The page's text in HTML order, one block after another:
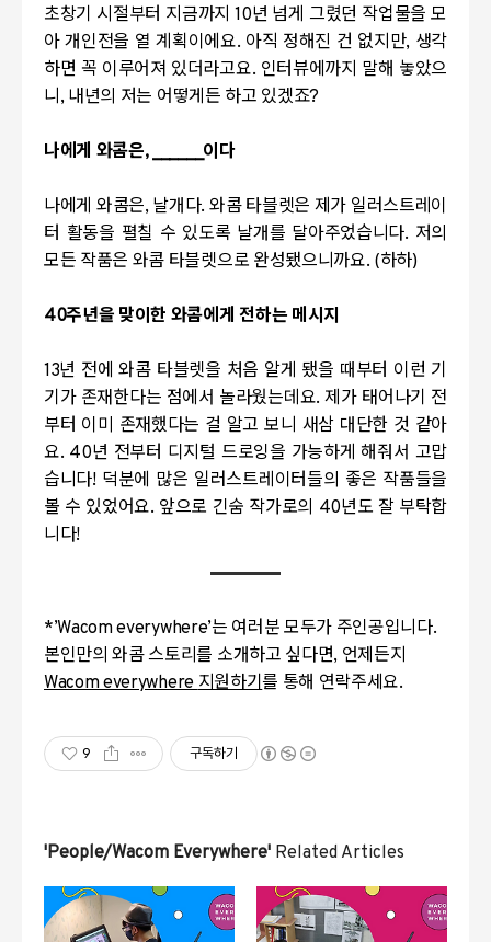
초창기 시절부터 지금까지10년 넘게 그렸던 작업물을 모
아 개인전을 열 계획이에요. 아직 정해진 건 없지만, 생각
하면 꼭 이루어져 있더라고요. 인터뷰에까지 말해 놓았으
니, 내년의 저는 어떻게든 하고 있겠죠?
나에게 와콤은, ______이다
나에게 와콤은, 날개다. 와콤 타블렛은 제가 일러스트레이
터 활동을 펼칠 수 있도록 날개를 달아주었습니다. 저의
모든 작품은 와콤 타블렛으로 완성됐으니까요. (하하)
40주년을 맞이한 와콤에게 전하는 메시지
13년 전에 와콤 타블렛을 처음 알게 됐을 때부터 이런 기
기가 존재한다는 점에서 놀라웠는데요.제가 태어나기 전
부터 이미 존재했다는 걸 알고 보니 새삼 대단한 것 같아
요. 40년 전부터 디지털 드로잉을 가능하게 해줘서 고맙
습니다! 덕분에 많은 일러스트레이터들의 좋은 작품들을
볼 수 있었어요. 앞으로 긴숨 작가로의 40년도 잘 부탁합
니다!
*’Wacom everywhere’는 여러분 모두가 주인공입니다.
본인만의 와콤 스토리를 소개하고 싶다면, 언제든지
Wacom everywhere지원하기를 통해 연락주세요.
9 구독하기
'People/Wacom Everywhere' Related Articles